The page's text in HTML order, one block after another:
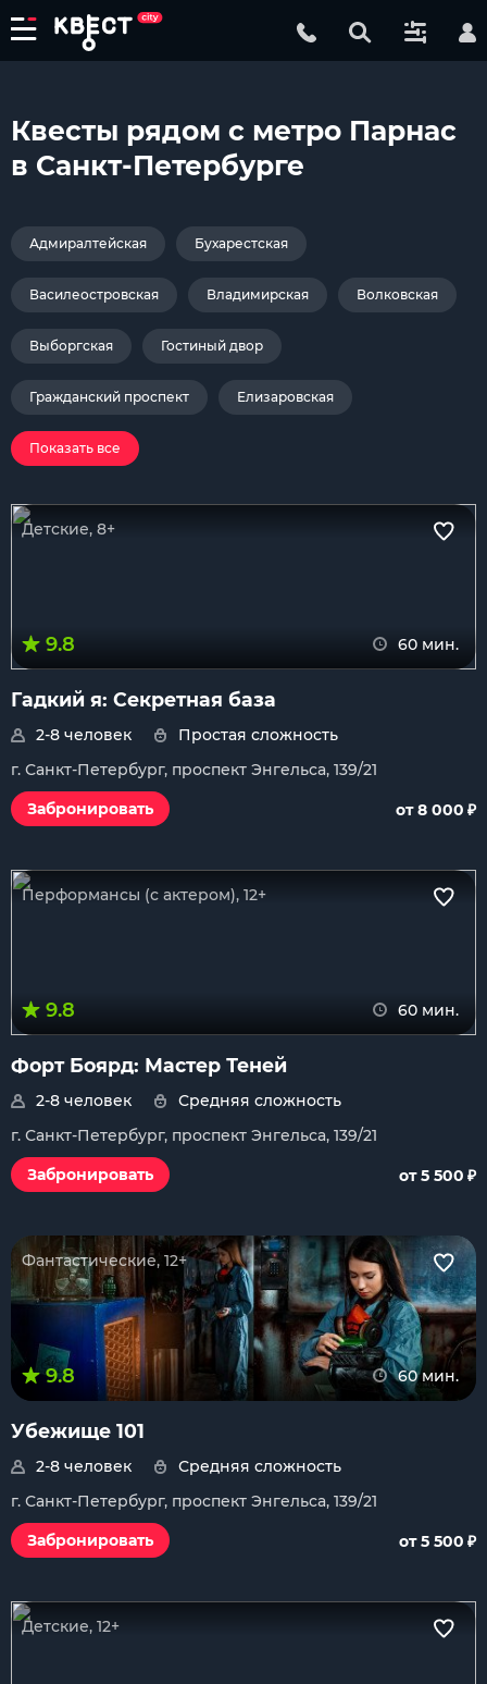
Квесты рядом с метро Парнас
в Санкт-Петербурге
Адмиралтейская Бухарестская
Василеостровская Владимирская Волковская
Выборгская Гостиный двор
Гражданский проспект Елизаровская
Показать все
Детские, 8+
9.8 60 мин.
Гадкий я: Секретная база
2-8 человек
Простая сложность
г. Санкт-Петербург, проспект Энгельса, 139/21
Забронировать
от 8 000 ₽
Перформансы (с актером), 12+
9.8 60 мин.
Форт Боярд: Мастер Теней
2-8 человек
Средняя сложность
г. Санкт-Петербург, проспект Энгельса, 139/21
Забронировать
от 5 500 ₽
Фантастические, 12+
9.8 60 мин.
Убежище 101
2-8 человек
Средняя сложность
г. Санкт-Петербург, проспект Энгельса, 139/21
Забронировать
от 5 500 ₽
Детские, 12+